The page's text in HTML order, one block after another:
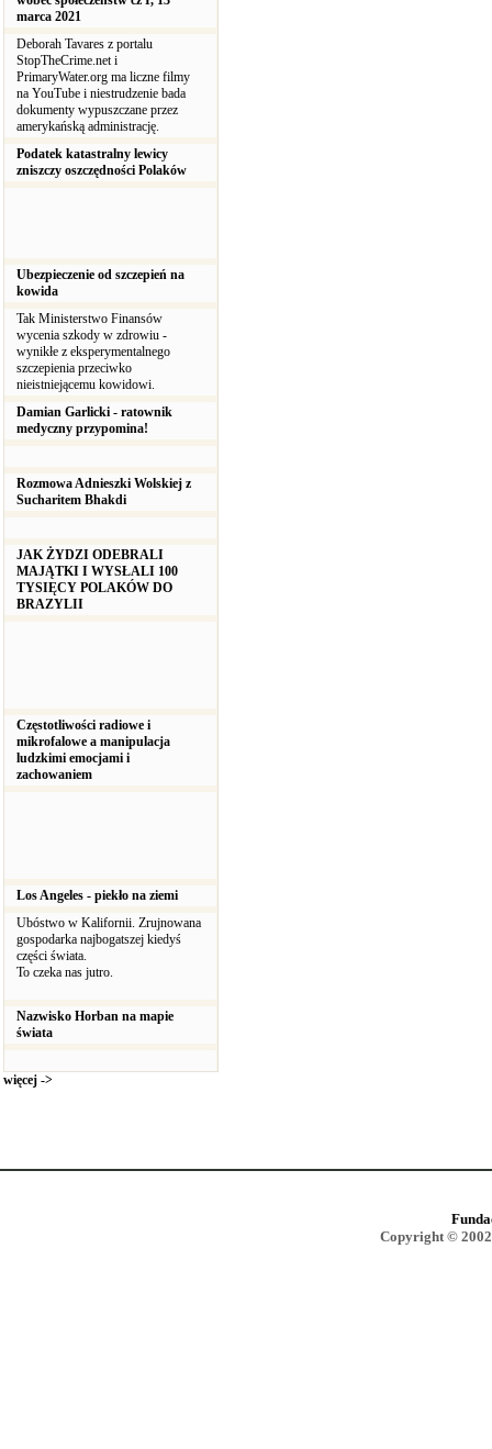
marca 2021
Deborah Tavares z portalu
StopTheCrime.net i
PrimaryWater.org ma liczne filmy
na YouTube i niestrudzenie bada
dokumenty wypuszczane przez
amerykańską administrację.
Podatek katastralny lewicy
zniszczy oszczędności Polaków
Ubezpieczenie od szczepień na
kowida
Tak Ministerstwo Finansów
wycenia szkody w zdrowiu -
wynikłe z eksperymentalnego
szczepienia przeciwko
nieistniejącemu kowidowi.
Damian Garlicki - ratownik
medyczny przypomina!
Rozmowa Adnieszki Wolskiej z
Sucharitem Bhakdi
JAK ŻYDZI ODEBRALI
MAJĄTKI I WYSŁALI 100
TYSIĘCY POLAKÓW DO
BRAZYLII
Częstotliwości radiowe i
mikrofalowe a manipulacja
ludzkimi emocjami i
zachowaniem
Los Angeles - piekło na ziemi
Ubóstwo w Kalifornii. Zrujnowana
gospodarka najbogatszej kiedyś
części świata.
To czeka nas jutro.
Nazwisko Horban na mapie
świata
więcej ->
Copyright ©